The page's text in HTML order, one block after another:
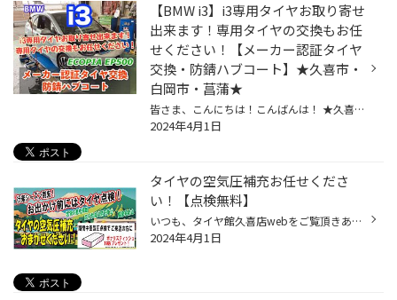
【BMW i3】i3専用タイヤお取り寄せ
出来ます！専用タイヤの交換もお任
せください！【メーカー認証タイヤ
交換・防錆ハブコート】★久喜市・
白岡市・菖蒲★
皆さま、こんにちは！こんばんは！ ★久喜警察と久喜インターの間にあるタイヤ館久喜です★ いつも当店WEBをご覧いただきありがとうございます！ ーーーーーーーーーーーーーーーーーーーーーーーーーーーーーーーーーーーーーーーーーー お客様のお車【 BMW：i3 】にて タイヤ交換と防錆ハブコート ...
2024年4月1日
タイヤの空気圧補充お任せくださ
い！【点検無料】
いつも、タイヤ館久喜店webをご覧頂きありがとうございます。 4/8はタイヤの日という事で、当店では愛車を安心して乗って頂けるよう、 無料にてタイヤの安全点検を実施しています。 当店スタッフがお客様に代わってしっかり点検させて頂きます。 お客様に分かりやすい、「見える」点検を推進中！ 点...
2024年4月1日